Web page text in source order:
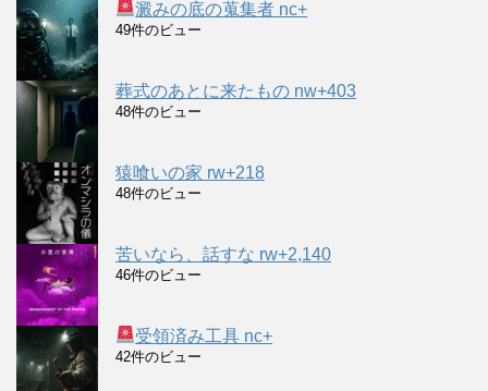
澱みの底の蒐集者 nc+
49件のビュー
葬式のあとに来たもの nw+403
48件のビュー
猿喰いの家 rw+218
48件のビュー
苦いなら、話すな rw+2,140
46件のビュー
受領済み工具 nc+
42件のビュー